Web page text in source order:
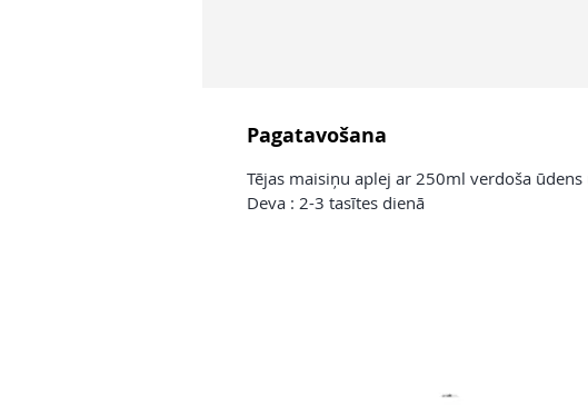
Pagatavošana
Tējas maisiņu aplej ar 250ml verdoša
Deva : 2-3 tasītes dienā